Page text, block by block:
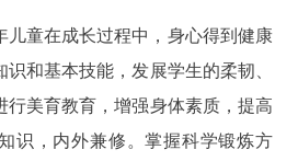
儿童在成长过程中，身心得到健康
和基本技能，发展学生的柔韧、
美育教育，增强身体素质，提高
识，内外兼修。掌握科学锻炼方